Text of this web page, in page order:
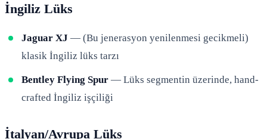
İngiliz Lüks
Jaguar XJ — (Bu jenerasyon yenilenmesi gecikmeli)
klasik İngiliz lüks tarzı
Bentley Flying Spur — Lüks segmentin üzerinde, hand-
crafted İngiliz işçiliği
İtalyan/Avrupa Lüks